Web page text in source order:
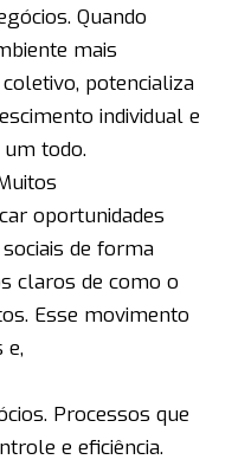
Quando
mais
potencializa
individual e
todo.
oportunidades
de forma
claros de como o
Esse movimento
e,
Processos que
e eficiência.